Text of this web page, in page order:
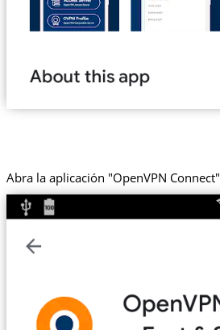
Abra la aplicación "OpenVPN Connect"